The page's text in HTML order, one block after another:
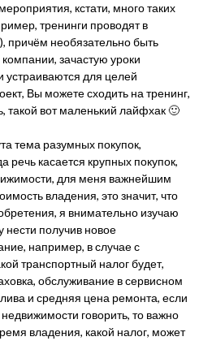
кстати, много таких
тренинги проводят в
причём необязательно быть
зачастую уроки
устраиваются для целей
Вы можете сходить на тренинг,
такой вот маленький лайфхак 🙂
тема разумных покупок,
речь касается крупных покупок,
для меня важнейшим
владения, это значит, что
я внимательно изучаю
нести получив новое
например, в случае с
транспортный налог будет,
обслуживание в сервисном
и средняя цена ремонта, если
говорить, то важно
владения, какой налог, может